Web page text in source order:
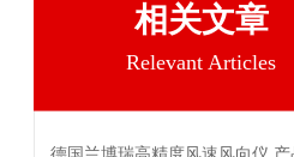
相关文章
Relevant Articles